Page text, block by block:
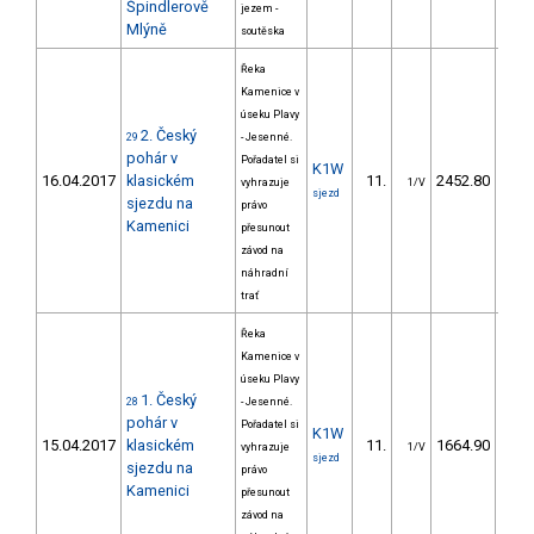
Špindlerově
Mlýně
jezem -
soutěska
16.04.2017
29 2. Český
pohár v
klasickém
sjezdu na
Kamenici
Řeka
Kamenice v
úseku Plavy
- Jesenné.
Pořadatel si
vyhrazuje
právo
přesunout
závod na
náhradní
trať
K1W
sjezd
11. 1/V 2452.80
15.04.2017
28 1. Český
pohár v
klasickém
sjezdu na
Kamenici
Řeka
Kamenice v
úseku Plavy
- Jesenné.
Pořadatel si
vyhrazuje
právo
přesunout
závod na
K1W
sjezd
11. 1/V 1664.90